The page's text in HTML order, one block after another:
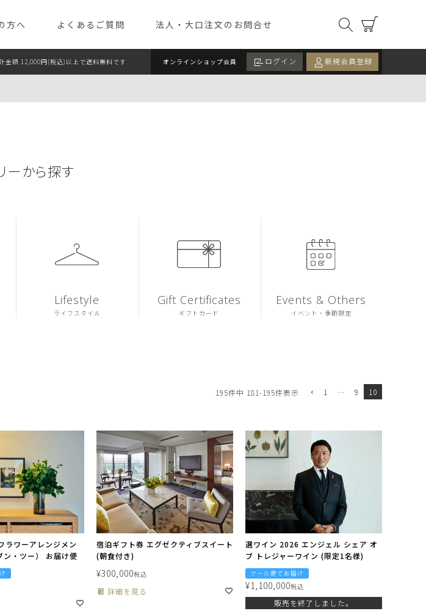
ホテル東京 オンラインショップ）
方へ よくあるご質問 法人・大口注文のお問合せ 検索
金額 12,000円(税込)以上で送料無料です オンラインショップ会員 ログイン 新規会員登録
ーから探す
Lifestyle
ライフスタイル
Gift Certificates
ギフトカード
Events & Others
イベント・季節限定
195件中 181-195件表示 1 … 9 10
ラワーアレンジメン
ン・ツー） お届け便
宿泊ギフト券 エグゼクティブスイート
(朝食付き)
¥300,000税込
詳細を見る
選ワイン 2026 エンジェル シェア オ
ブ トレジャーワイン (限定1名様)
クール便でお届け
¥1,100,000税込
販売を終了しました。